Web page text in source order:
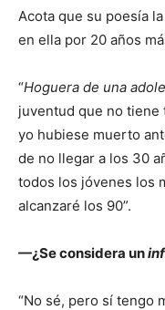
Acota que su poesía
en ella por 20 años
“Hoguera de una
juventud que no
yo hubiese muerto
de no llegar a los 30
todos los jóvenes los
alcanzaré los 90”.
—¿Se considera un
“No sé, pero sí tengo